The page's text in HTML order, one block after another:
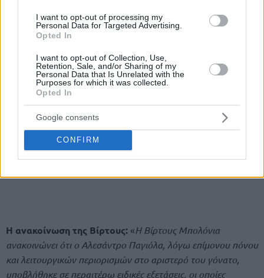
I want to opt-out of processing my
Personal Data for Targeted Advertising.
Opted In
I want to opt-out of Collection, Use,
Retention, Sale, and/or Sharing of my
Personal Data that Is Unrelated with the
Purposes for which it was collected.
Opted In
Google consents
CONFIRM
Η ανακοίνωση της Βίρτους: «Η Βίρτους Μπολόνια
ανακοινώνει ότι ο Αλεσάντρο Παγιόλα, λόγω επίμονου πόνου
και λειτουργικών περιορισμών στο αριστερό του γόνατο,
υποβλήθηκε σε περαιτέρω ειδικές εξετάσεις, οι οποίες